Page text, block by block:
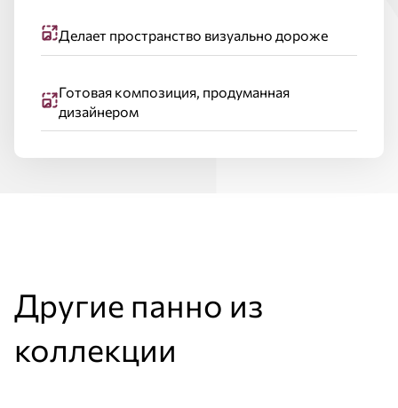
Делает пространство визуально дороже
Готовая композиция, продуманная
дизайнером
Другие панно из
коллекции